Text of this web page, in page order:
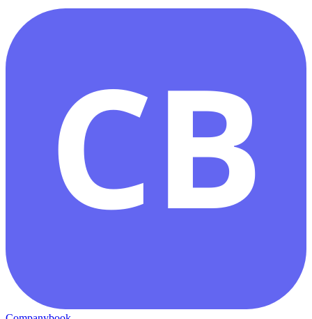
CB